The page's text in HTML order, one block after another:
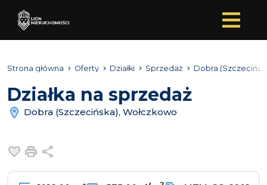
Strona główna Oferty Działki Sprzedaż Dobra
Działka na sprzedaż
Dobra (Szczecińska), Wołczkowo
Dodaj do ulubionych
Drukuj